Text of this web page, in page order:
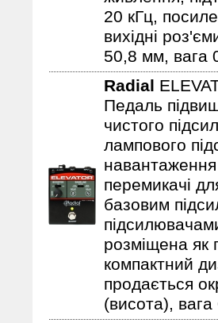
20 кГц,
вихідні
50,8 мм, вага
Radial
Педаль
чистого
лампового
перемикачі
базовим
розміщена як
компактний
продається
(висота), вага